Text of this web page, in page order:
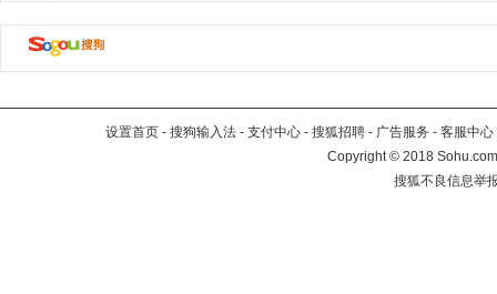
设置首页 - 搜狗输入法 - 支付中心 - 搜狐招聘 - 广告服务 - 客服中心
Copyright©2018
搜狐不良信息举